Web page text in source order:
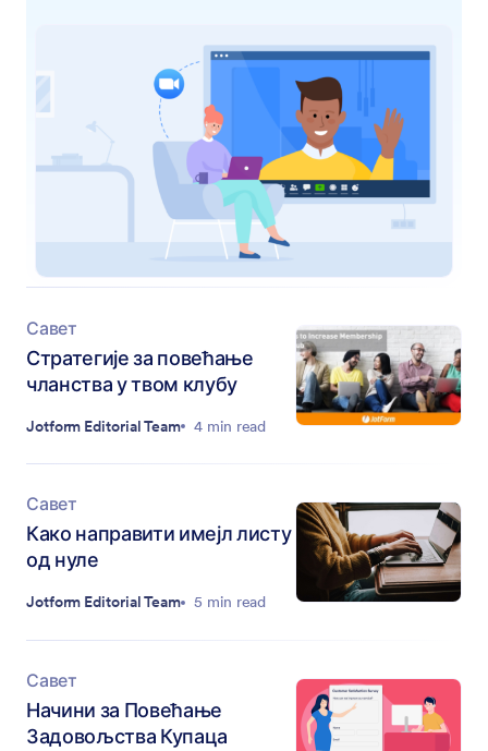
Савет
Стратегије за повећање
чланства у твом клубу
Jotform Editorial Team 4 min read
Савет
Како направити имејл листу
од нуле
Jotform Editorial Team 5 min read
Савет
Начини за Повећање
Задовољства Купаца